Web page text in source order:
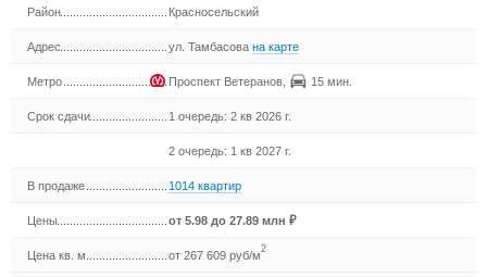
Район Красносельский
Адрес ул. Тамбасована карте
Метро Проспект Ветеранов 15 мин.
Срок сдачи 1 очередь: 2 кв 2026 г.
2 очередь: 1 кв 2027 г.
В продаже 1014 квартир
Цены от5.98 до 27.89 млн ₽
Цена кв. м от 267 609 руб/м2